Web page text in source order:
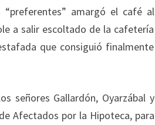
amargó el café al
a salir escoltado de la cafetería
que consiguió finalmente
señores Gallardón, Oyarzábal y
Afectados por la Hipoteca, para